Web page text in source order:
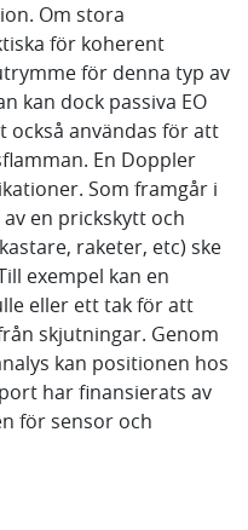
Om stora
för koherent
för denna typ av
kan dock passiva EO
också användas för att
En Doppler
Som framgår i
en prickskytt och
raketer, etc) ske
exempel kan en
eller ett tak för att
skjutningar. Genom
kan positionen hos
har finansierats av
för sensor och